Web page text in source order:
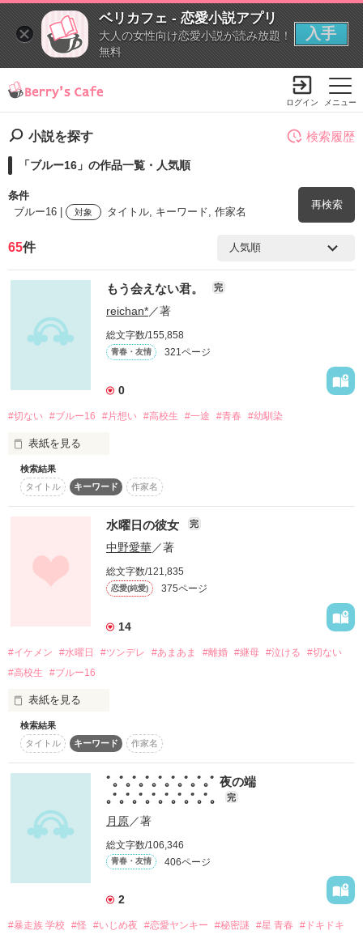
ベリカフェ - 恋愛小説アプリ
大人の女性向け恋愛小説が読み放題！
無料
入手
メニュー
ログイン
小説を探す
「ブルー16」の作品一覧・人気順
条件
ブルー16 |
対象 タイトル, キーワード, 作家名
再検索
検索ワード
ステータス 全て 完結
長編
作品の長さについて
コンテスト
スターツ出版小説投稿サイト合同企画「1話からの長編大
賞」ベリーズカフェ会場
動画あり コミックあり
検索履歴
65件
もう会えない君。 完
reichan*／著
総文字数/155,858
青春・友情 321ページ
0
#切ない #ブルー16 #片想い #高校生 #一途 #青春 #幼馴染
表紙を見る
もう会えないのに…
私は貴方の面影を探してる。
思い出の場所で貴方の温もりを…。
何処に行ったら会えるの？
処女作
~2011.4.15-5.6~
★完結しました★
感想記入者様ありがとです!
凛々香さま
検索結果
タイトル
キーワード 作家名
水曜日の彼女 完
中野愛華／著
総文字数/121,835
恋愛(純愛) 375ページ
14
#イケメン #水曜日 #ツンデレ #あまあま #離婚 #継母 #泣ける
#切ない
#高校生
#ブルー16
表紙を見る
「好きです。付き合ってください。」
「身体だけの関係で良ければ。」
「今ちょうど水曜日なら空いてるよ。」
「えぇっっ？？」
検索結果
タイトル
キーワード 作家名
ﾟ｡ﾟ｡ﾟ｡ﾟ｡ﾟ｡ﾟ｡ﾟ｡ﾟ｡ﾟ 夜の端
｡ﾟ｡ﾟ｡ﾟ｡ﾟ｡ﾟ｡ﾟ｡ﾟ｡ﾟ｡
完
月原／著
総文字数/106,346
青春・友情 406ページ
2
#暴走族 学校 #怪 #いじめ夜 #恋愛ヤンキー #秘密謎 #星 青春
#ドキドキ